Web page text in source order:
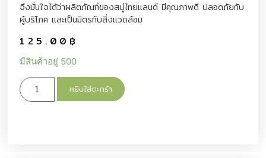
จึงมั่นใจได้ว่าผลิตภัณฑ์ของสบู่ไทยแลนด์ มีคุณภาพดี ปลอดภัยกับ
ผู้บริโภค และเป็นมิตรกับสิ่งแวดล้อม
125.00 ฿
มีสินค้าอยู่ 500
หยิบใส่ตะกร้า